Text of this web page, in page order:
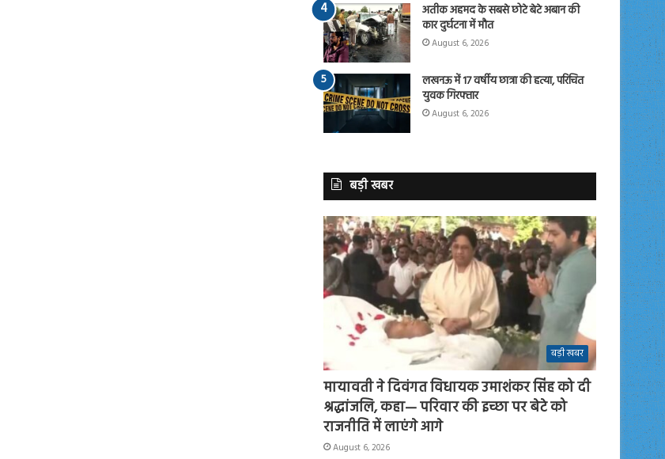
अतीक अहमद के सबसे छोटे बेटे अबान की
कार दुर्घटना में मौत
August 6, 2026
लखनऊ में 17 वर्षीय छात्रा की हत्या, परिचित
युवक गिरफ्तार
August 6, 2026
बड़ी खबर
बड़ी खबर
मायावती ने दिवंगत विधायक उमाशंकर सिंह को दी
श्रद्धांजलि, कहा— परिवार की इच्छा पर बेटे को
राजनीति में लाएंगे आगे
August 6, 2026